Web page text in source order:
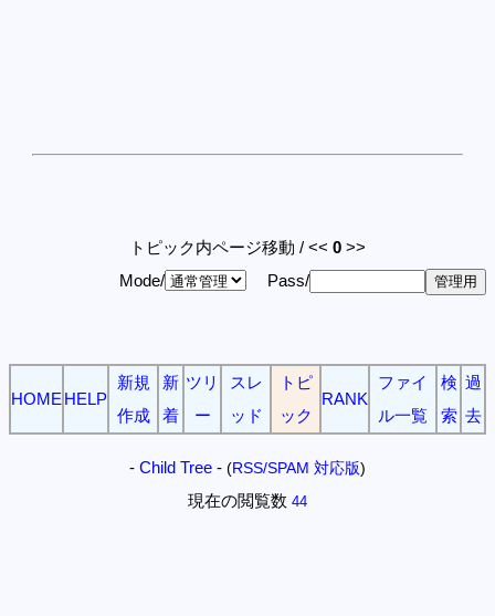
トピック内ページ移動 / << 0 >>
Mode/
Pass/
HOME HELP
新規
作成
新
着
ツリ
ー
スレ
ッド
トピ
ック
RANK
ファイ
ル一覧
検
索
過
去
- Child Tree - (RSS/SPAM 対応版)
現在の閲覧数 44